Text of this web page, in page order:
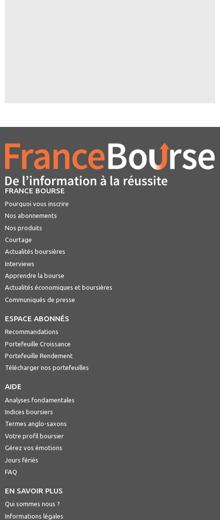
FRANCE BOURSE
Pourquoi vous inscrire
Nos abonnements
Nos produits
Courtage
Actualités boursières
Interviews
Apprendre la bourse
Actualités économiques et boursières
Communiqués de presse
ESPACE ABONNÉS
Recommandations
Portefeuille Croissance
Portefeuille Rendement
Télécharger nos portefeuilles
AIDE
Analyses fondamentales
Indices boursiers
Termes anglo-saxons
Votre profil boursier
Gérez vos émotions
Jours fériés
FAQ
EN SAVOIR PLUS
Qui sommes nous ?
Informations légales